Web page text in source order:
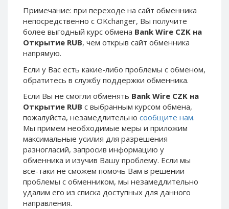
Примечание: при переходе на сайт обменника
непосредственно c OKchanger, Вы получите
более выгодный курс обмена Bank Wire CZK на
Открытие RUB, чем открыв сайт обменника
напрямую.
Если у Вас есть какие-либо проблемы с обменом,
обратитесь в службу поддержки обменника.
Если Вы не смогли обменять Bank Wire CZK на
Открытие RUB с выбранным курсом обмена,
пожалуйста, незамедлительно сообщите нам.
Мы примем необходимые меры и приложим
максимальные усилия для разрешения
разногласий, запросив информацию у
обменника и изучив Вашу проблему. Если мы
все-таки не сможем помочь Вам в решении
проблемы c обменником, мы незамедлительно
удалим его из списка доступных для данного
направления.
Paxum USD
Paxum EUR
Epay USD
Epay EUR
Phone Balance RUB
Phone Balance UAH
Phone Balance AMD
Neteller USD
Neteller EUR
Neteller INR
Neteller PLN
Neteller GBP
Neteller NOK
Neteller SEK
Paxum USD
Paxum EUR
Epay USD
Phone Balance RUB
Phone Balance UAH
Phone Balance AMD
Neteller USD
Neteller EUR
Neteller INR
Neteller PLN
Neteller GBP
Neteller NOK